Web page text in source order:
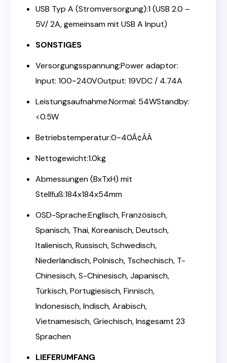
USB Typ A (Stromversorgung):1 (USB 2.0 –
5V/ 2A, gemeinsam mit USB A Input)
SONSTIGES
Versorgungsspannung:Power adaptor:
Input: 100~240VOutput: 19VDC / 4.74A
Leistungsaufnahme:Normal: 54WStandby:
<0.5W
Betriebstemperatur:0~40Ã¢ÂÂ
Nettogewicht:1.0kg
Abmessungen (BxTxH) mit
Stellfuß:184x184x54mm
OSD-Sprache:Englisch, Französisch,
Spanisch, Thai, Koreanisch, Deutsch,
Italienisch, Russisch, Schwedisch,
Niederländisch, Polnisch, Tschechisch, T-
Chinesisch, S-Chinesisch, Japanisch,
Türkisch, Portugiesisch, Finnisch,
Indonesisch, Indisch, Arabisch,
Vietnamesisch, Griechisch, Insgesamt 23
Sprachen
LIEFERUMFANG